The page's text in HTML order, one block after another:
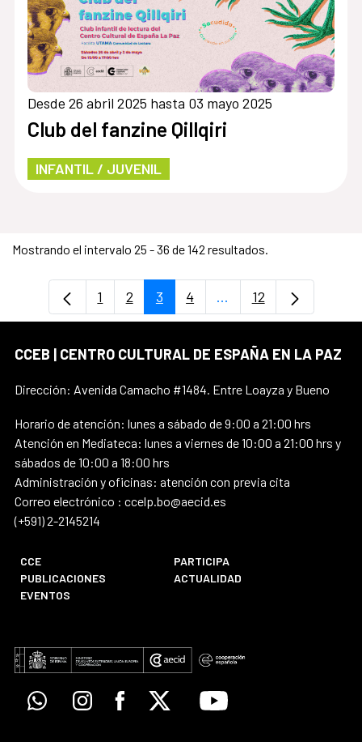
Desde 26 abril 2025 hasta 03 mayo 2025
Club del fanzine Qillqiri
INFANTIL / JUVENIL
Mostrando el intervalo 25 - 36 de 142 resultados.
Página
1 Página
2 Página
3 Página
4 ...Páginas intermedias
Página
12
CCEB | CENTRO CULTURAL DE ESPAÑA EN LA PAZ
Dirección: Avenida Camacho #1484. Entre Loayza y Bueno
Horario de atención: lunes a sábado de 9:00 a 21:00 hrs
Atención en Mediateca: lunes a viernes de 10:00 a 21:00 hrs y
sábados de 10:00 a 18:00 hrs
Administración y oficinas: atención con previa cita
Correo electrónico : ccelp.bo@aecid.es
(+591) 2-2145214
CCE
PARTICIPA
PUBLICACIONES
ACTUALIDAD
EVENTOS
WhatsappInstagramFacebook
X Youtube